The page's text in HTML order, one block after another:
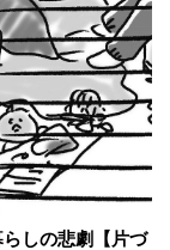
しの悲劇【片づ